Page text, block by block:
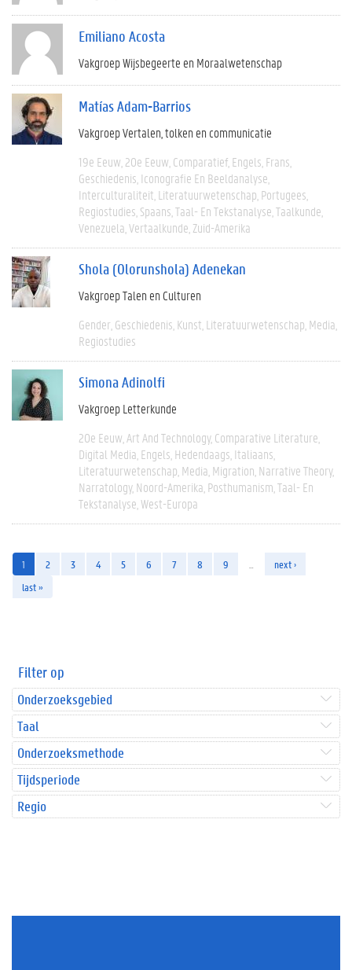
Emiliano Acosta
Vakgroep Wijsbegeerte en Moraalwetenschap
Matías Adam-Barrios
Vakgroep Vertalen, tolken en communicatie
19e Eeuw 20e Eeuw Comparatief Engels Frans
Geschiedenis Iconografie En Beeldanalyse
Interculturaliteit Literatuurwetenschap Portugees
Regiostudies Spaans Taal- En Tekstanalyse Taalkunde
Venezuela Vertaalkunde Zuid-Amerika
Shola (Olorunshola) Adenekan
Vakgroep Talen en Culturen
Gender Geschiedenis Kunst Literatuurwetenschap Media
Regiostudies
Simona Adinolfi
Vakgroep Letterkunde
20e Eeuw Art And Technology Comparative Literature
Digital Media Engels Hedendaags Italiaans
Literatuurwetenschap Media Migration Narrative Theory
Narratology Noord-Amerika Posthumanism Taal- En
Tekstanalyse West-Europa
1 2 3 4 5 6 7 8 9
next ›
last »
Filter op
Onderzoeksgebied
Taal
Onderzoeksmethode
Tijdsperiode
Regio